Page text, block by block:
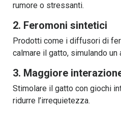
rumore o stressanti.
2. Feromoni sintetici
Prodotti come i diffusori di
calmare il gatto, simulando un
3. Maggiore
Stimolare il gatto con giochi
ridurre l’irrequietezza.